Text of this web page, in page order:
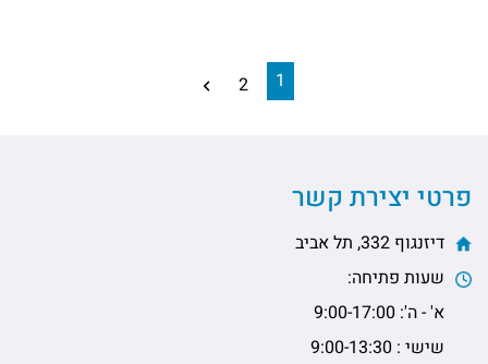
1
2
פרטי יצירת קשר
דיזנגוף 332, תל אביב
שעות פתיחה:
א' - ה': 9:00-17:00
שישי : 9:00-13:30